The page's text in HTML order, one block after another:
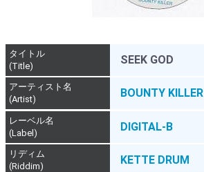
タイトル
(Title)
SEEK GOD
アーティスト名
(Artist)
BOUNTY KILLER
レーベル名
(Label)
DIGITAL-B
リディム
(Riddim)
KETTE DRUM